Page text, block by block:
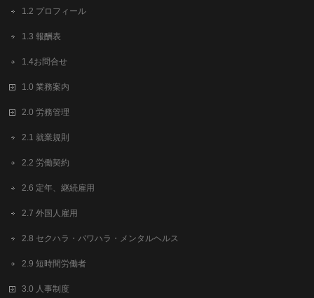
1.2 プロフィール
1.3 報酬表
1.4お問合せ
1.0 業務案内
2.0 労務管理
2.1 就業規則
2.2 労働契約
2.6 定年、継続雇用
2.7 外国人雇用
2.8 セクハラ・パワハラ・メンタルヘルス
2.9 短時間労働者
3.0 人事制度